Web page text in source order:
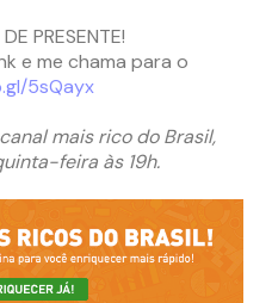
PRESENTE!
e me chama para o
5sQayx
mais rico do Brasil,
feira às 19h.